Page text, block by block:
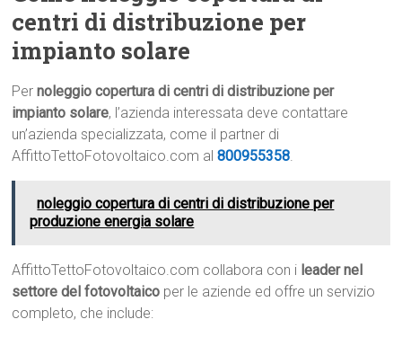
centri di distribuzione per
impianto solare
Pernoleggio copertura di centri di distribuzione per
impianto solare, l’azienda interessata deve contattare
un’azienda specializzata, come il partner di
AffittoTettoFotovoltaico.com al800955358.
noleggio copertura di centri di distribuzione per
produzione energia solare
AffittoTettoFotovoltaico.com collabora con i leader nel
settore del fotovoltaico per le aziende ed offre un servizio
completo, che include: